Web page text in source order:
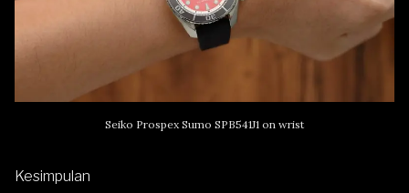
Seiko Prospex Sumo SPB541J1 on wrist
Kesimpulan